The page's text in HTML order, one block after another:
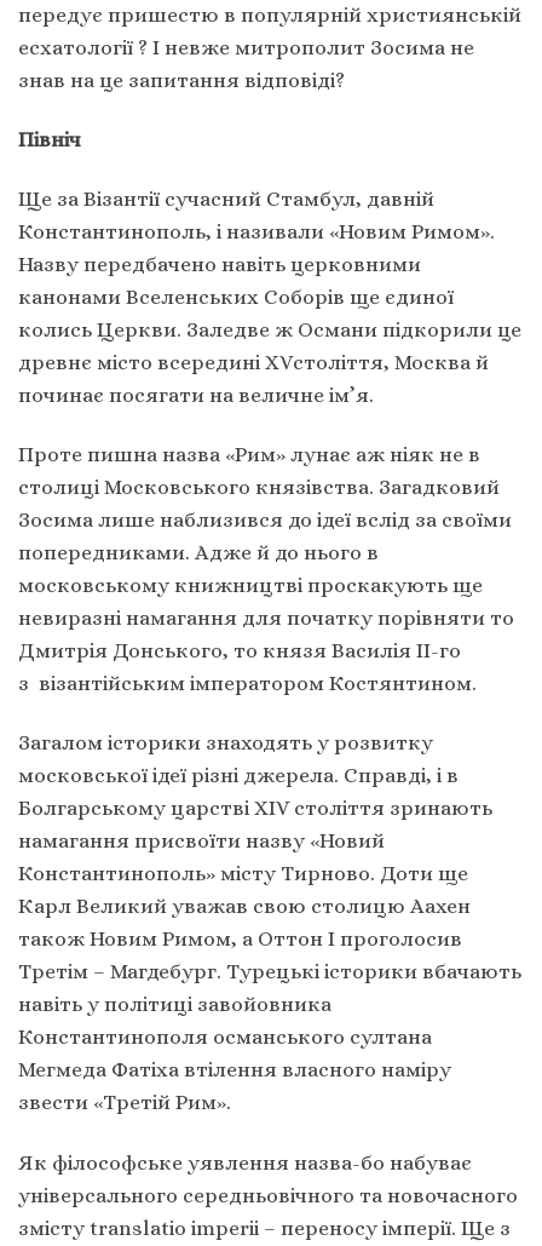
передує пришестю в популярній християнській
есхатології ? І невже митрополит Зосима не
знав на це запитання відповіді?
Північ
Ще за Візантії сучасний Стамбул, давній
Константинополь, і називали «Новим Римом».
Назву передбачено навіть церковними
канонами Вселенських Соборів ще єдиної
колись Церкви. Заледве ж Османи підкорили це
древнє місто всередині XVстоліття, Москва й
починає посягати на величне ім’я.
Проте пишна назва «Рим» лунає аж ніяк не в
столиці Московського князівства. Загадковий
Зосима лише наблизився до ідеї вслід за своїми
попередниками. Адже й до нього в
московському книжництві проскакують ще
невиразні намагання для початку порівняти то
Дмитрія Донського, то князя Василія ІІ-го
з візантійським імператором Костянтином.
Загалом історики знаходять у розвитку
московської ідеї різні джерела. Справді, і в
Болгарському царстві XIV століття зринають
намагання присвоїти назву «Новий
Константинополь» місту Тирново. Доти ще
Карл Великий уважав свою столицю Аахен
також Новим Римом, а Оттон І проголосив
Третім – Магдебург. Турецькі історики вбачають
навіть у політиці завойовника
Константинополя османського султана
Мегмеда Фатіха втілення власного наміру
звести «Третій Рим».
Як філософське уявлення назва-бо набуває
універсального середньовічного та новочасного
змісту translatio imperii – переносу імперії. Ще з